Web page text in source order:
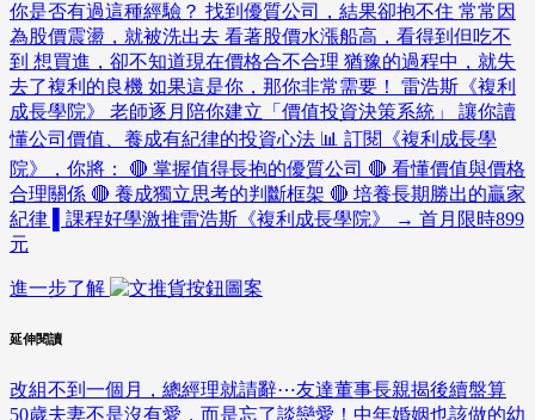
你是否有過這種經驗？ 找到優質公司，結果卻抱不住 常常因
為股價震盪，就被洗出去 看著股價水漲船高，看得到但吃不
到 想買進，卻不知道現在價格合不合理 猶豫的過程中，就失
去了複利的良機 如果這是你，那你非常需要！ 雷浩斯《複利
成長學院》 老師逐月陪你建立「價值投資決策系統」 讓你讀
懂公司價值、養成有紀律的投資心法 📊 訂閱《複利成長學
院》，你將： 🔴 掌握值得長抱的優質公司 🔴 看懂價值與價格
合理關係 🔴 養成獨立思考的判斷框架 🔴 培養長期勝出的贏家
紀律 ▌課程好學激推雷浩斯《複利成長學院》 → 首月限時899
元
進一步了解
延伸閱讀
改組不到一個月，總經理就請辭⋯友達董事長親揭後續盤算
50歲夫妻不是沒有愛，而是忘了談戀愛！中年婚姻也該做的幼